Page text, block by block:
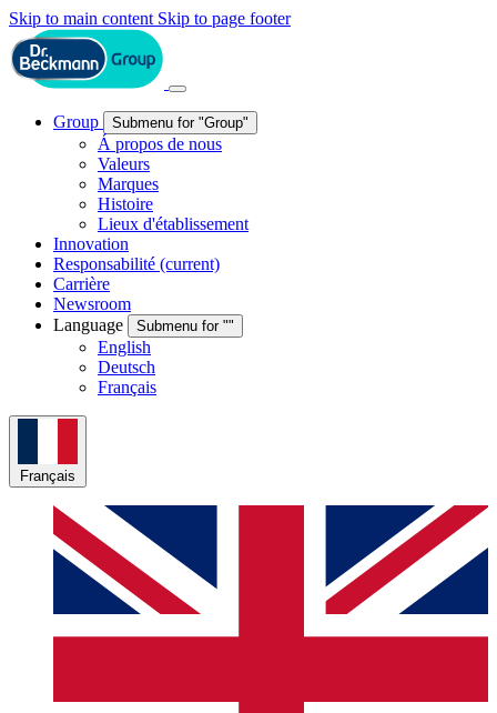
Skip to main content Skip to page footer
Group Submenu for "Group"
Á propos de nous
Valeurs
Marques
Histoire
Lieux d'établissement
Innovation
Responsabilité (current)
Carrière
Newsroom
Language
Submenu for ""
English
Deutsch
Français
Français